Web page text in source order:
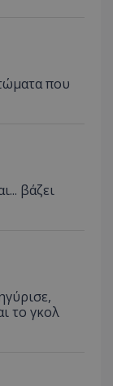
που
βάζει
το γκολ